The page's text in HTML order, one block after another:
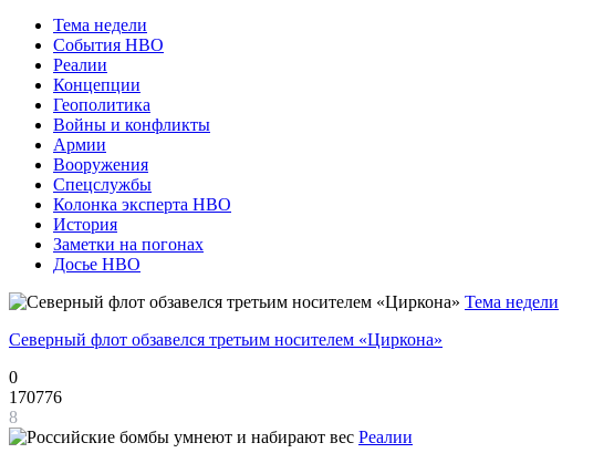
Тема недели
События НВО
Реалии
Концепции
Геополитика
Войны и конфликты
Армии
Вооружения
Спецслужбы
Колонка эксперта НВО
История
Заметки на погонах
Досье НВО
Тема недели
Северный флот обзавелся третьим носителем «Циркона»
0
170776
8
Реалии